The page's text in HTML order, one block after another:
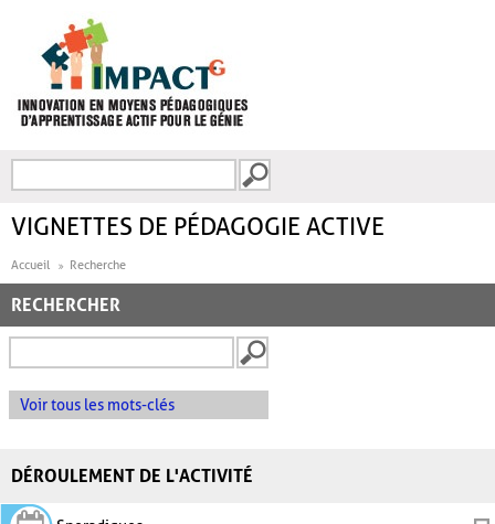
FORMULAIRE DE
VIGNETTES DE PÉDAGOGIE ACTIVE
Accueil Recherche
RECHERCHER
Voir tous les mots-clés
DÉROULEMENT DE L'ACTIVITÉ